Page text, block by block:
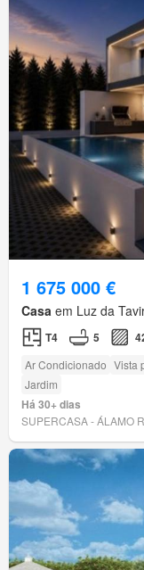
1 675 000 €
Casa em Luz da
T4 5
Ar Condicionado Vista
Jardim
Há 30+ dias
SUPERCASA - ÁLAMO